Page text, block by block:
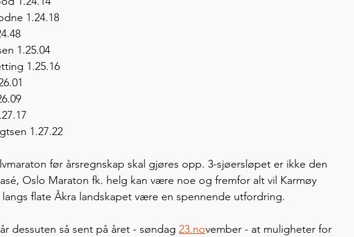
1.24.18
1.25.04
1.25.16
1.27.22
før årsregnskap skal gjøres opp. 3-sjøersløpet er ikke den
Oslo Maraton fk. helg kan være noe og fremfor alt vil Karmøy
langs flate Åkra landskapet være en spennende utfordring.
dessuten så sent på året - søndag 23.november - at muligheter for